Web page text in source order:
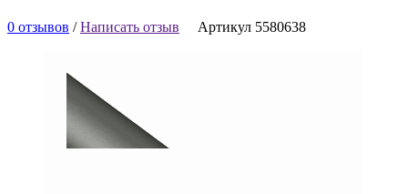
0 отзывов /Написать отзыв Артикул 5580638